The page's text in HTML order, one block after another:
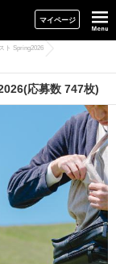
マイページ
ト Spring2026
応募数 747枚)